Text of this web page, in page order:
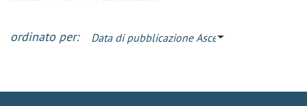
ordinato per: Data di pubblicazione Ascendente